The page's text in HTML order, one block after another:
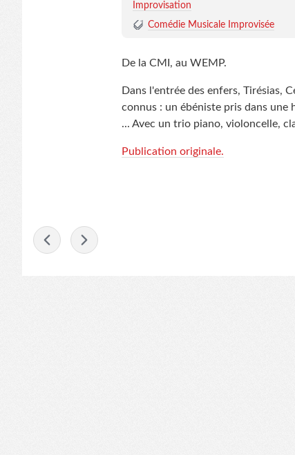
Improvisation
Comédie Musicale Improvisée
De la CMI, au WEMP.
Dans l'entrée des enfers, Tirésias,
connus : un ébéniste pris dans
... Avec un trio piano, violoncelle,
Publication originale.